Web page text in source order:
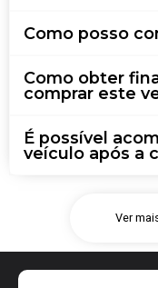
Como posso
Como obter
comprar este
É possível
veículo após a
Ver